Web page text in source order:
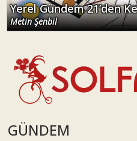
Yerel Gündem 21’den
Metin Şenbil
GÜNDEM